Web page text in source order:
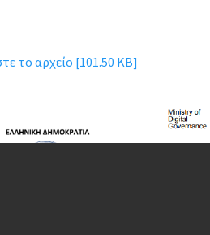
το αρχείο [101.50 KB]